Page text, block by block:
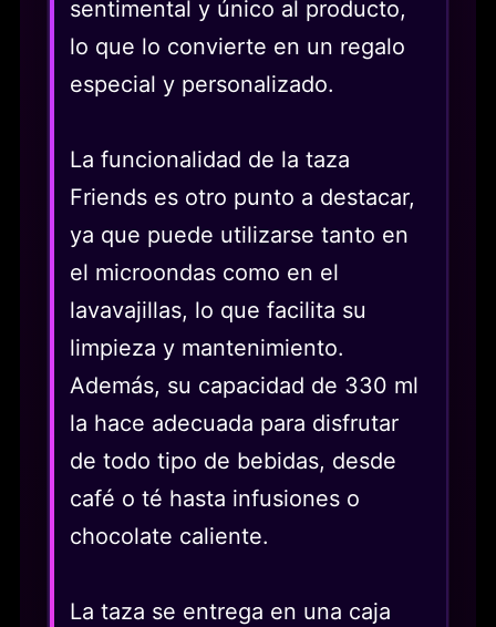
sentimental y único al producto,
lo que lo convierte en un regalo
especial y personalizado.
La funcionalidad de la taza
Friends es otro punto a destacar,
ya que puede utilizarse tanto en
el microondas como en el
lavavajillas, lo que facilita su
limpieza y mantenimiento.
Además, su capacidad de 330 ml
la hace adecuada para disfrutar
de todo tipo de bebidas, desde
café o té hasta infusiones o
chocolate caliente.
La taza se entrega en una caja